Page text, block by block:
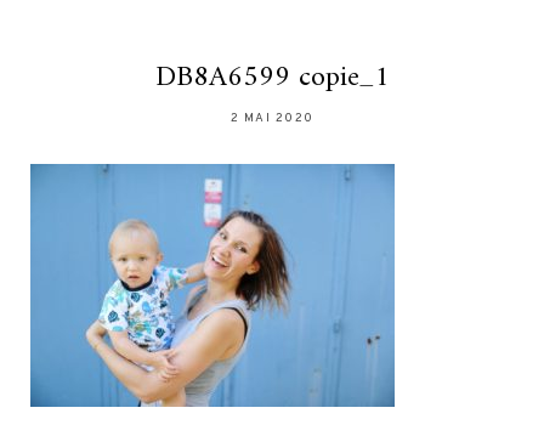
DB8A6599 copie_1
2 MAI 2020